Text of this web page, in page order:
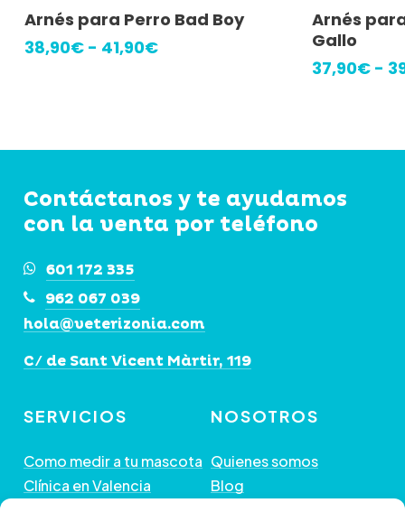
Seleccionar Opciones
producto
tiene
se
pueden
en
la
página
de
Arnés para Perro Bad Boy
38,90€ - 41,90€Rango
hasta
producto
tiene
se
pueden
Arnés
Gallo
37,90€ -
Contáctanos y te ayudamos
con la venta por teléfono
601 172 335
962 067 039
hola@veterizonia.com
C/ de Sant Vicent Màrtir, 119
SERVICIOS
Como medir a tu mascota
Clínica en Valencia
NOSOTROS
Quienes somos
Blog